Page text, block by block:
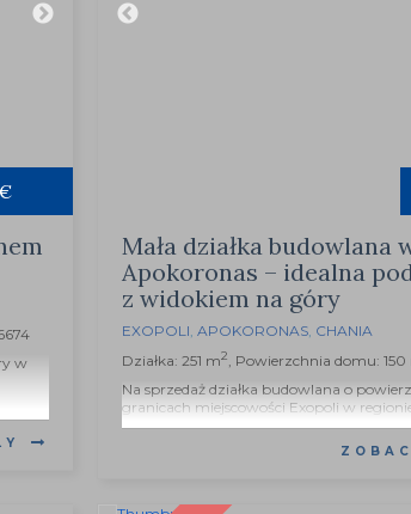
w
Mała działka budowlana
Apokoronas – idealna
z widokiem na góry
EXOPOLI,APOKORONAS, CHANIA
Działka: 251 m2, Powierzchnia domu:
Na sprzedaż działka budowlana o
granicach miejscowości Exopoli w